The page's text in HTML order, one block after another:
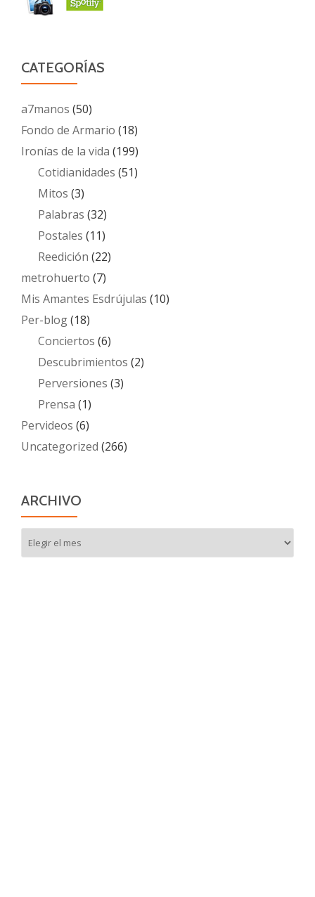
CATEGORÍAS
a7manos (50)
Fondo de Armario (18)
Ironías de la vida (199)
Cotidianidades (51)
Mitos (3)
Palabras (32)
Postales (11)
Reedición (22)
metrohuerto (7)
Mis Amantes Esdrújulas (10)
Per-blog(18)
Conciertos (6)
Descubrimientos (2)
Perversiones (3)
Prensa (1)
Pervideos (6)
Uncategorized (266)
ARCHIVO